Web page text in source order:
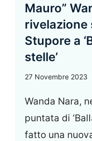
Mauro”
rivelazione
Stupore a
stelle’
27 Novembre 2023
Wanda Nara,
puntata di
fatto una